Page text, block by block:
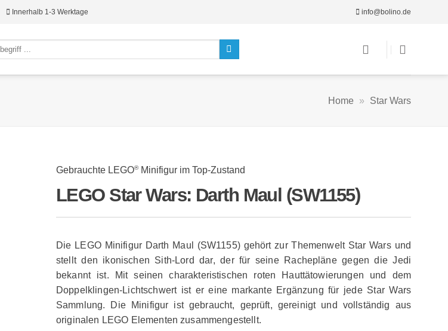
Innerhalb 1-3 Werktage info@bolino.de
Home » Star Wars
Gebrauchte LEGO®Minifigur im Top-Zustand
LEGO Star Wars: Darth Maul (SW1155)
Die LEGO Minifigur Darth Maul (SW1155) gehört zur Themenwelt Star Wars und
stellt den ikonischen Sith-Lord dar, der für seine Rachepläne gegen die Jedi
bekannt ist. Mit seinen charakteristischen roten Hauttätowierungen und dem
Doppelklingen-Lichtschwert ist er eine markante Ergänzung für jede Star Wars
Sammlung. Die Minifigur ist gebraucht, geprüft, gereinigt und vollständig aus
originalen LEGO Elementen zusammengestellt.